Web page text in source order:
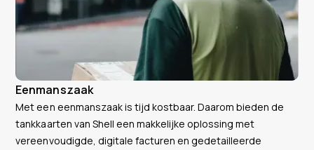
Eenmanszaak
Met een eenmanszaak is tijd kostbaar. Daarom bieden de
tankkaarten van Shell een makkelijke oplossing met
vereenvoudigde, digitale facturen en gedetailleerde